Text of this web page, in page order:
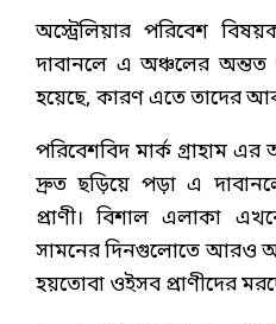
অস্ট্রেলিয়ার পরিবেশ
দাবানলে এ অঞ্চলের
হয়েছে, কারণ এতে তাদের
পরিবেশবিদ মার্ক গ্রাহাম
দ্রুত ছড়িয়ে পড়া এ
প্রাণী। বিশাল এলাকা
সামনের দিনগুলোতে আরও
হয়তোবা ওইসব প্রাণীদের